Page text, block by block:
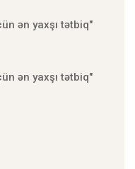
ən yaxşı tətbiq"
ən yaxşı tətbiq"